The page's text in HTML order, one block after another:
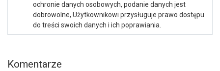
ochronie danych osobowych, podanie danych jest
dobrowolne, Użytkownikowi przysługuje prawo dostępu
do treści swoich danych i ich poprawiania.
Komentarze